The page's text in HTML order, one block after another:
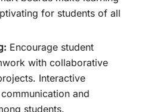
for students of all
Encourage student
with collaborative
Interactive
and
students.